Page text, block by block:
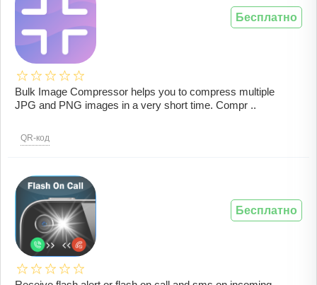
Bulk Image Compressor helps you to compress multiple
JPG and PNG images in a very short time. Compr ..
QR-код
Бесплатно
Бесплатно